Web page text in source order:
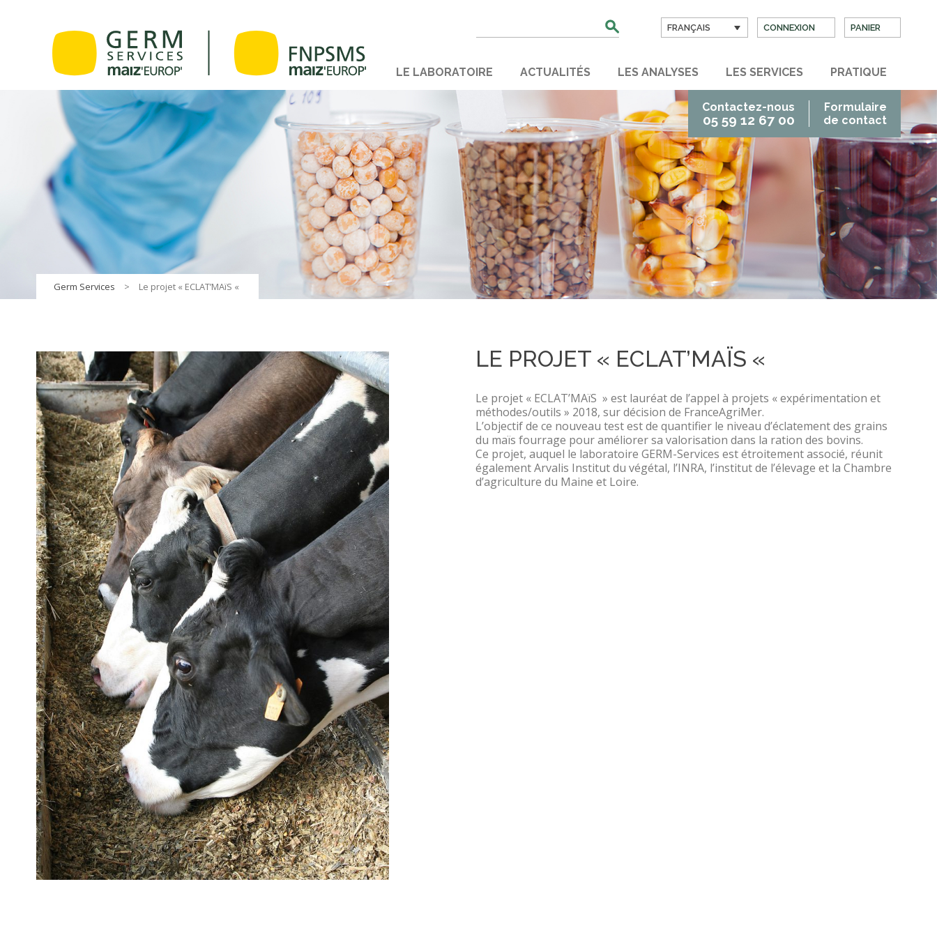
:
FRANÇAIS CONNEXION PANIER
LE LABORATOIRE ACTUALITÉS LES ANALYSES LES SERVICES PRATIQUE
Contactez-nous
05 59 12 67 00
Formulaire
de contact
Germ Services > Le projet « ECLAT’MAïS «
LE PROJET « ECLAT’MAÏS «
Le projet « ECLAT’MAïS » est lauréat de l’appel à projets « expérimentation et
méthodes/outils » 2018, sur décision de FranceAgriMer.
L’objectif de ce nouveau test est de quantifier le niveau d’éclatement des grains
du maïs fourrage pour améliorer sa valorisation dans la ration des bovins.
Ce projet, auquel le laboratoire GERM-Services est étroitement associé, réunit
également Arvalis Institut du végétal, l’INRA, l’institut de l’élevage et la Chambre
d’agriculture du Maine et Loire.